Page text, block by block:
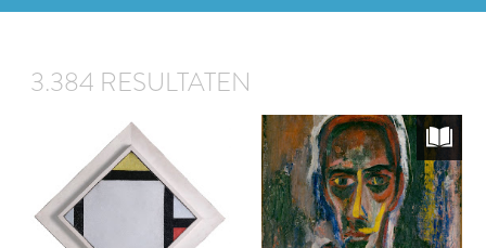
3.384 RESULTATEN